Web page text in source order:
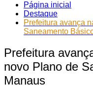
Página inicial
Destaque
Prefeitura avança
Saneamento
Prefeitura
novo Plano de
Manaus